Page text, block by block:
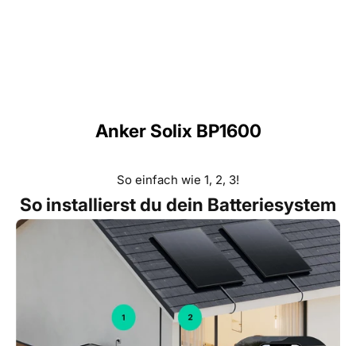
Anker Solix BP1600
So einfach wie 1, 2, 3!
So installierst du dein Batteriesystem